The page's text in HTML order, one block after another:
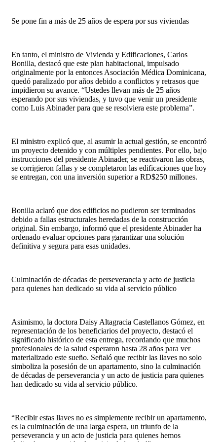
Se pone fin a más de 25 años de espera por sus viviendas
En tanto, el ministro de Vivienda y Edificaciones, Carlos
Bonilla, destacó que este plan habitacional, impulsado
originalmente por la entonces Asociación Médica Dominicana,
quedó paralizado por años debido a conflictos y retrasos que
impidieron su avance. “Ustedes llevan más de 25 años
esperando por sus viviendas, y tuvo que venir un presidente
como Luis Abinader para que se resolviera este problema”.
El ministro explicó que, al asumir la actual gestión, se encontró
un proyecto detenido y con múltiples pendientes. Por ello, bajo
instrucciones del presidente Abinader, se reactivaron las obras,
se corrigieron fallas y se completaron las edificaciones que hoy
se entregan, con una inversión superior a RD$250 millones.
Bonilla aclaró que dos edificios no pudieron ser terminados
debido a fallas estructurales heredadas de la construcción
original. Sin embargo, informó que el presidente Abinader ha
ordenado evaluar opciones para garantizar una solución
definitiva y segura para esas unidades.
Culminación de décadas de perseverancia y acto de justicia
para quienes han dedicado su vida al servicio público
Asimismo, la doctora Daisy Altagracia Castellanos Gómez, en
representación de los beneficiarios del proyecto, destacó el
significado histórico de esta entrega, recordando que muchos
profesionales de la salud esperaron hasta 28 años para ver
materializado este sueño. Señaló que recibir las llaves no solo
simboliza la posesión de un apartamento, sino la culminación
de décadas de perseverancia y un acto de justicia para quienes
han dedicado su vida al servicio público.
“Recibir estas llaves no es simplemente recibir un apartamento,
es la culminación de una larga espera, un triunfo de la
perseverancia y un acto de justicia para quienes hemos